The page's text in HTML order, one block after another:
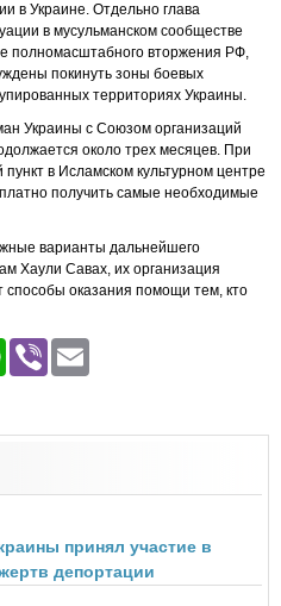
в Украине. Отдельно глава
в мусульманском сообществе
полномасштабного вторжения РФ,
покинуть зоны боевых
территориях Украины.
Украины с Союзом организаций
около трех месяцев. При
в Исламском культурном центре
получить самые необходимые
варианты дальнейшего
Хаули Савах, их организация
способы оказания помощи тем, кто
WhatsApp
Viber
принял участие в
депортации